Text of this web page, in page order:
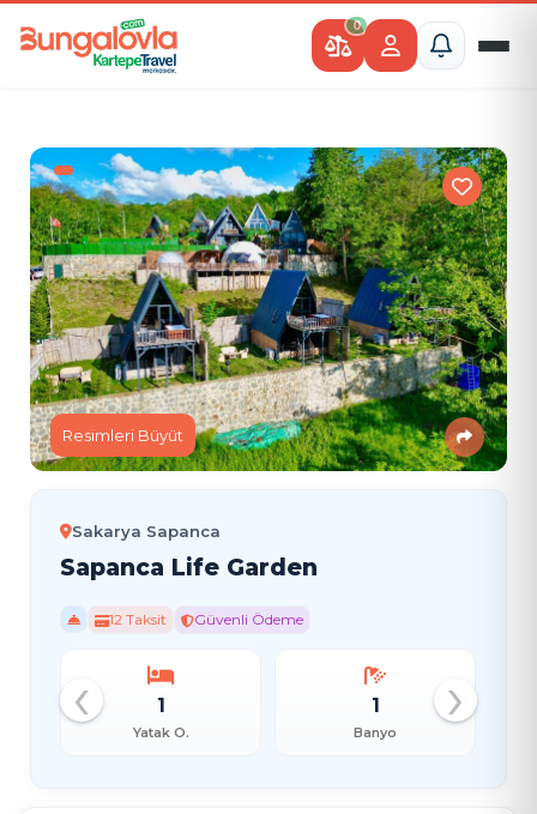
0
Resimleri Büyüt
Sakarya Sapanca
Sapanca Life Garden
12 Taksit Güvenli Ödeme
1
Yatak O.
1
Banyo
‹ ›